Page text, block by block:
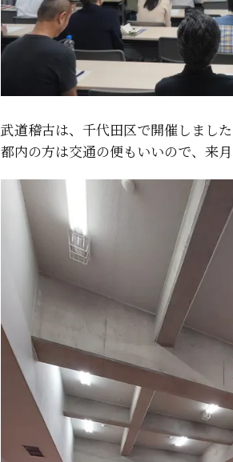
武道稽古は、千代田区で開催しました
都内の方は交通の便もいいので、来